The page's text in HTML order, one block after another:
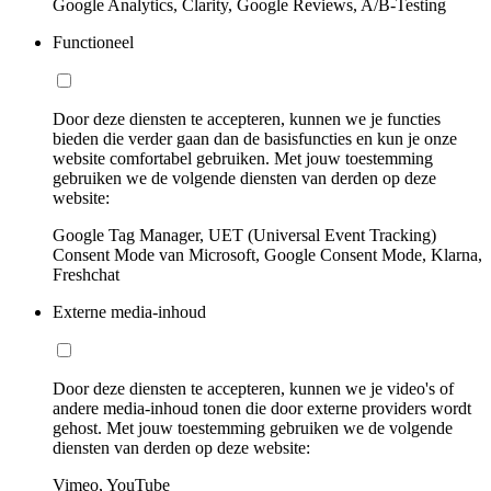
Google Analytics, Clarity, Google Reviews, A/B-Testing
Functioneel
Door deze diensten te accepteren, kunnen we je functies
bieden die verder gaan dan de basisfuncties en kun je onze
website comfortabel gebruiken. Met jouw toestemming
gebruiken we de volgende diensten van derden op deze
website:
Google Tag Manager, UET (Universal Event Tracking)
Consent Mode van Microsoft, Google Consent Mode, Klarna,
Freshchat
Externe media-inhoud
Door deze diensten te accepteren, kunnen we je video's of
andere media-inhoud tonen die door externe providers wordt
gehost. Met jouw toestemming gebruiken we de volgende
diensten van derden op deze website:
Vimeo, YouTube